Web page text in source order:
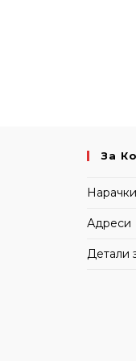
За
Нарачки
Адреси
Детали